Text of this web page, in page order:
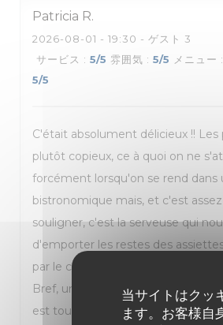
当サイトはクッ
ます。お客様自
Patricia R
2026-08-01 - 19:30 - ゲスト 3
サービス : 5/5 雰囲気 : 5/5 メニュー :
5/5
C'était absolument délicieux !!
plutôt copieux, ce à quoi on ne
forcément lorsqu'on se rend dans
bistronomique mais, et c'est
souligner, c'est la serveuse qui
d'emporter les restes des
par le charmant jeune homme au
Bref, une belle expérience pour les
est tout à fait justifié et la qualité